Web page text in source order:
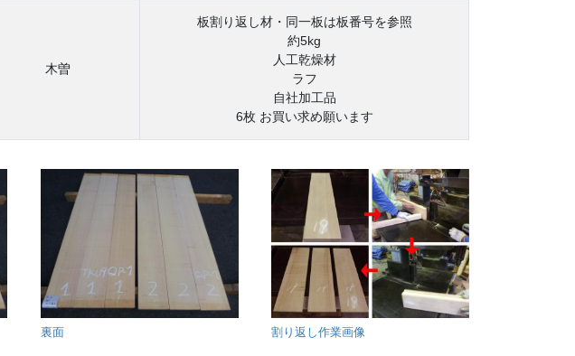
木曽
板割り返し材・同一板は板番号を参照
約5kg
人工乾燥材
ラフ
自社加工品
6枚 お買い求め願います
裏面 割り返し作業画像